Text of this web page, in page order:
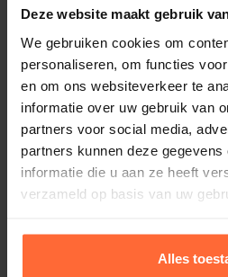
Deze website maakt gebruik
We gebruiken cookies om
personaliseren, om functies
en om ons websiteverkeer te
informatie over uw gebruik van
partners voor social media,
partners kunnen deze
informatie die u aan ze heeft
verzameld op basis van uw
Alles
gemaakte sauna’s. Van traditionele
standaard modellen.
Zwembaden
Creëer jouw eigen paradijs met
buitenzwembaden. Van ontwerp
verzorgen het complete traject
genieten van jouw zwembad.